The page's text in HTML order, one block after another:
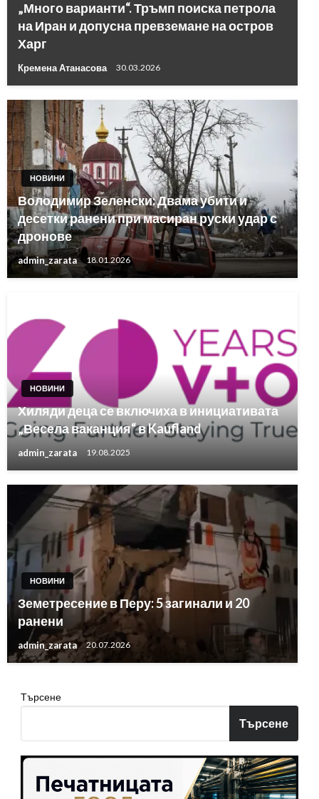
„Много варианти“. Тръмп поиска петрола
на Иран и допусна превземане на остров
Харг
Кремена Атанасова 30.03.2026
НОВИНИ
Володимир Зеленски: Двама убити и
десетки ранени при масиран руски удар с
дронове
admin_zarata 18.01.2026
НОВИНИ
Хиляди деца се включиха в инициативата
„Весела ваканция“ в Kaufland
admin_zarata 19.08.2025
НОВИНИ
Земетресение в Перу: 5 загинали и 20
ранени
admin_zarata 20.07.2026
Търсене
Търсене